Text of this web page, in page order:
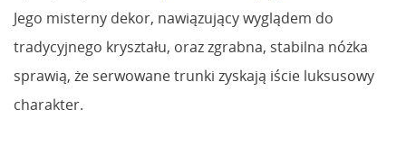
Jego misterny dekor, nawiązujący wyglądem do
tradycyjnego kryształu, oraz zgrabna, stabilna nóżka
sprawią, że serwowane trunki zyskają iście luksusowy
charakter.